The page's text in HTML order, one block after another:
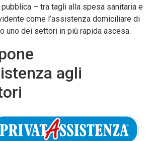
– tra tagli alla spesa sanitaria e
come l’assistenza domiciliare di
uno dei settori in più rapida ascesa.
agli